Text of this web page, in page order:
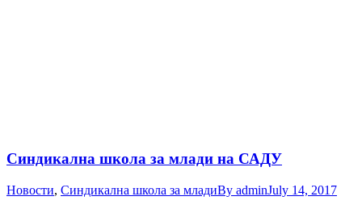
Синдикална школа за млади на САДУ
Новости, Синдикална школа за младиBy adminJuly 14, 2017